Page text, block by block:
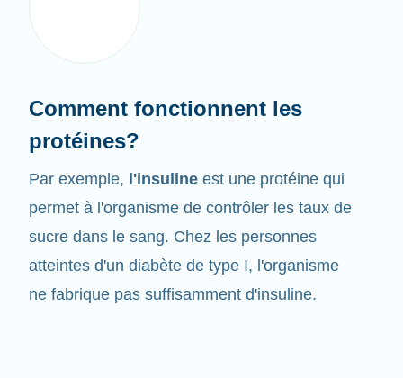
Comment fonctionnent les
protéines?
Par exemple, l'insuline est une protéine qui
permet à l'organisme de contrôler les taux de
sucre dans le sang. Chez les personnes
atteintes d'un diabète de type I, l'organisme
ne fabrique pas suffisamment d'insuline.